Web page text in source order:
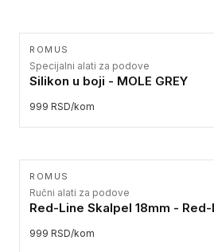
ROMUS
Specijalni alati za podove
Silikon u boji - MOLE GREY
999 RSD/kom
ROMUS
Ručni alati za podove
Red-Line Skalpel 18mm - Red-
999 RSD/kom